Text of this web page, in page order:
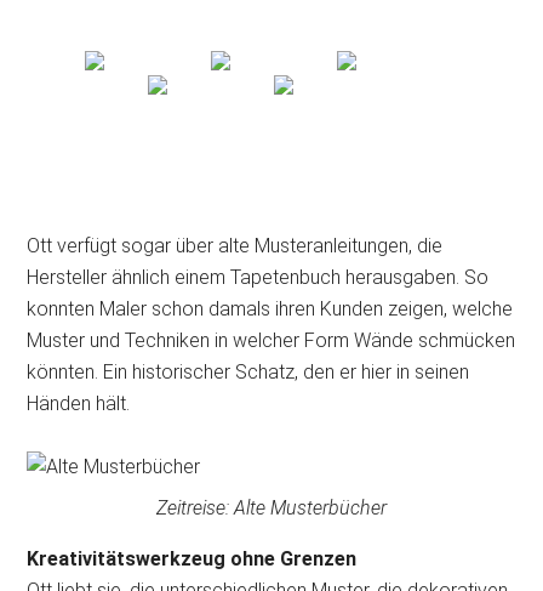
Ott verfügt sogar über alte Musteranleitungen, die
Hersteller ähnlich einem Tapetenbuch herausgaben. So
konnten Maler schon damals ihren Kunden zeigen, welche
Muster und Techniken in welcher Form Wände schmücken
könnten. Ein historischer Schatz, den er hier in seinen
Händen hält.
Zeitreise: Alte Musterbücher
Kreativitätswerkzeug ohne Grenzen